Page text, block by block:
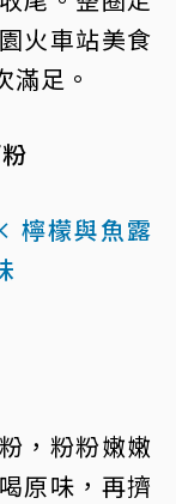
火車站美食
滿足。
檸檬與魚露
，粉粉嫩嫩
原味，再擠